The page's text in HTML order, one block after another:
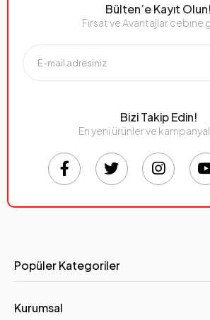
Oyuncak Önerileri:
farklı yüzey hissini tanımaya yardımcı
Bu oyuncaklar, çocuğun merak duygusunu
arasında bağlantı kurmasını kolaylaştırır.
Aktivite 2: Renk ve Şekil Dünyasını
Oyun Akışı:
Renkli halkaları yere koyun ve çocuğa
Bülten’e Kayıt Olun!
Fırsat ve Avantajlar cebine
Bizi Takip Edin!
En yeni ürünler ve
Popüler Kategoriler
Kurumsal